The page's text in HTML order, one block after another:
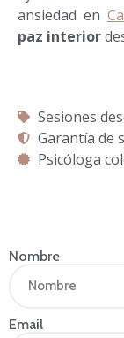
ansiedad en
paz interior
Sesiones
Garantía de
Psicóloga
Nombre
Email